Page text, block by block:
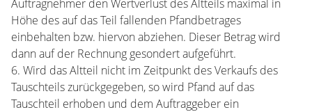
Auftragnehmer den Wertverlust des Altteils maximal in
Höhe des auf das Teil fallenden Pfandbetrages
einbehalten bzw. hiervon abziehen. Dieser Betrag wird
dann auf der Rechnung gesondert aufgeführt.
6. Wird das Altteil nicht im Zeitpunkt des Verkaufs des
Tauschteils zurückgegeben, so wird Pfand auf das
Tauschteil erhoben und dem Auftraggeber ein